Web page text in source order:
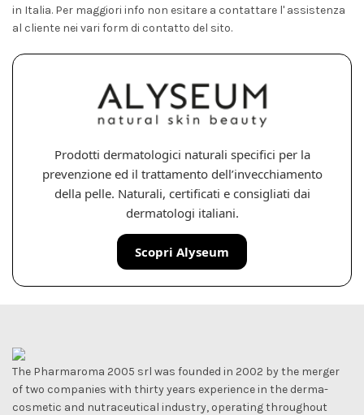
in Italia. Per maggiori info non esitare a contattare l' assistenza
al cliente nei vari form di contatto del sito.
Prodotti dermatologici naturali specifici per la
prevenzione ed il trattamento dell’invecchiamento
della pelle. Naturali, certificati e consigliati dai
dermatologi italiani.
Scopri Alyseum
The Pharmaroma 2005 srl was founded in 2002 by the merger
of two companies with thirty years experience in the derma-
cosmetic and nutraceutical industry, operating throughout